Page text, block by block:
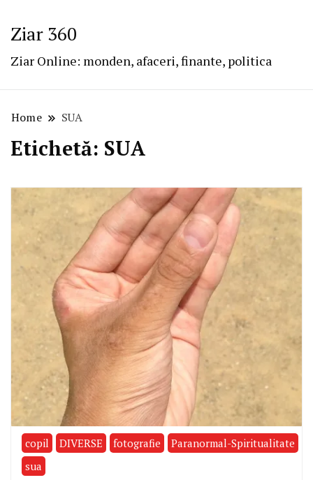
Ziar 360
Ziar Online: monden, afaceri, finante, politica
Home SUA
Etichetă: SUA
copil DIVERSE fotografie
Paranormal-Spiritualitate
sua